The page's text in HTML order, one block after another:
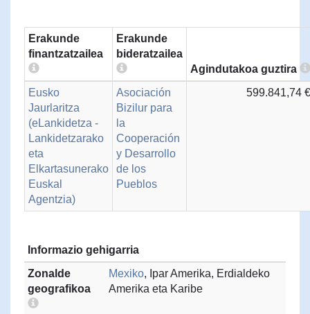
Erakunde
finantzatzailea
Erakunde
bideratzailea
Agindutakoa guztira
Eusko
Jaurlaritza
(eLankidetza -
Lankidetzarako
eta
Elkartasunerako
Euskal
Agentzia)
Asociación
Bizilur para
la
Cooperación
y Desarrollo
de los
Pueblos
599.841,74 €
Informazio gehigarria
Zonalde
geografikoa
Mexiko, Ipar Amerika, Erdialdeko
Amerika eta Karibe